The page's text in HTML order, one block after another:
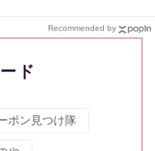
Recommended by
ド
ポン見つけ隊